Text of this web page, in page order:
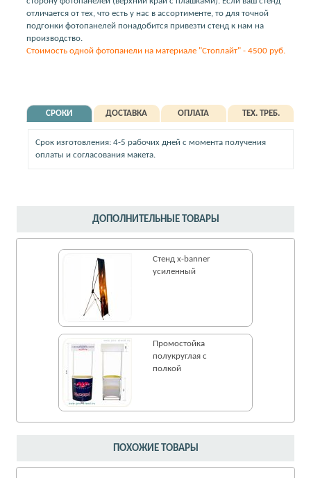
отличается от тех, что есть у нас в ассортименте, то для точной
подгонки фотопанелей понадобится привезти стенд к нам на
производство.
Стоимость одной фотопанели на материале "Стоплайт" - 4500 руб.
СРОКИ ДОСТАВКА ОПЛАТА ТЕХ. ТРЕБ.
Срок изготовления: 4-5 рабочих дней с момента получения
оплаты и согласования макета.
ПОХОЖИЕ ТОВАРЫ
ДОПОЛНИТЕЛЬНЫЕ ТОВАРЫ
Стенд x-banner
усиленный
Промостойка
полукруглая с
полкой